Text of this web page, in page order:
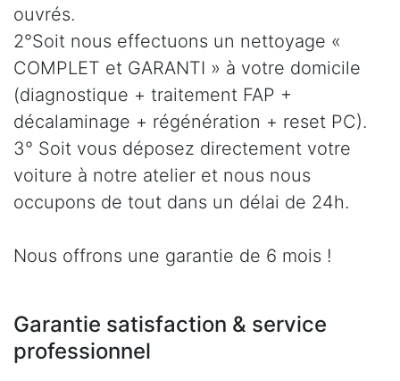
ouvrés.
2°Soit nous effectuons un nettoyage «
COMPLET et GARANTI » à votre domicile
(diagnostique + traitement FAP +
décalaminage + régénération + reset PC).
3° Soit vous déposez directement votre
voiture à notre atelier et nous nous
occupons de tout dans un délai de 24h.
Nous offrons une garantie de 6 mois !
Garantie satisfaction & service
professionnel